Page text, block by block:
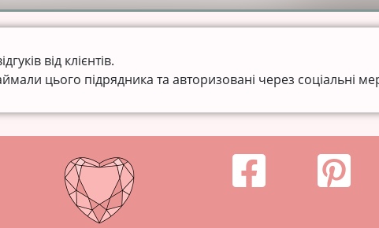
від клієнтів.
цього підрядника та авторизовані через соціальні